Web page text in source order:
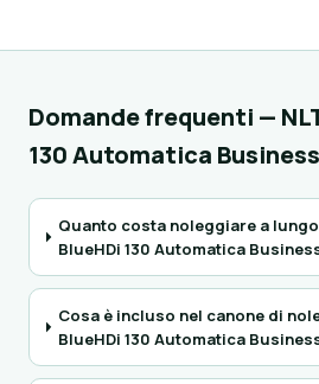
Domande frequenti —
130 Automatica
Quanto costa noleggiare a lungo
BlueHDi 130 Automatica
Cosa è incluso nel canone di
BlueHDi 130 Automatica